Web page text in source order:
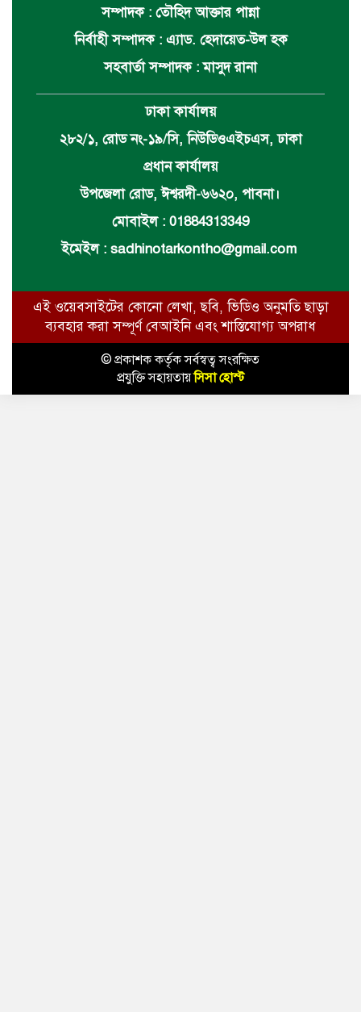
সম্পাদক : তৌহিদ আক্তার পান্না
নির্বাহী সম্পাদক : এ্যাড. হেদায়েত-উল হক
সহবার্তা সম্পাদক : মাসুদ রানা
ঢাকা কার্যালয়
২৮২/১, রোড নং-১৯/সি, নিউডিওএইচএস, ঢাকা
প্রধান কার্যালয়
উপজেলা রোড, ঈশ্বরদী-৬৬২০, পাবনা।
মোবাইল : 01884313349
ইমেইল : sadhinotarkontho@gmail.com
এই ওয়েবসাইটের কোনো লেখা, ছবি, ভিডিও অনুমতি ছাড়া
ব্যবহার করা সম্পূর্ণ বেআইনি এবং শাস্তিযোগ্য অপরাধ
© প্রকাশক কর্তৃক সর্বস্বত্ব সংরক্ষিত
প্রযুক্তি সহায়তায়সিসা হোস্ট